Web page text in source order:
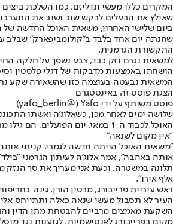
המקרים כללו מעשי ונדליזם, כמו השלכת
שאילץ את הבעלים לבקש שוב ושוב את
ביום שלישי האחרון, משאית האוכל החדשה
שחנתה יום אחד בלבד ב"קולומביפארק" שבלב
התקשורת הגרמנית.
למשאית נגרם נזק כבד, צבע נשפך על חלקה
הושחתו באמצעות מדבקות של דגלי פלסטין
המשאית נבעטה בעוצמה כזו שהשאירה שקע
הצגת פוסט זה באינסטגרם
פוסט משותף על ידי ‏‎Yafo‎‏ (@‏‎yafo_berlin‎‏)
שלושה ימים לאחר מכן, כשאלוג'ה ואשתו
האוכל לכבוד ה-1 במאי, יום הפועלים, הם גילו מראה צדדית שבורה.
“אין מקום לשנאה”
"משאית האוכל הייתה חדשה לגמרי. קניתי
אותה באהבה", אמר אלוג'ה לעיתון הגרמני
אלף אירו".
ראש עיריית פרייבורג, מרטין הורן, גינה
העיר לא תסבול מעשי שנאה כאלה ותתייחס
השקעת מאמצים מרביים להבטחת מתן הדין